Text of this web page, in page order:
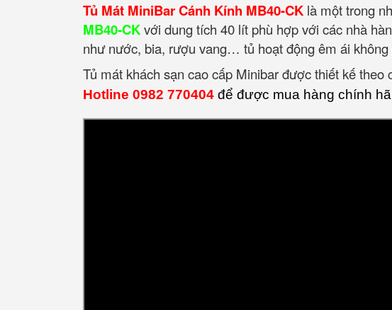
Tủ Mát MiniBar Cánh Kính MB40-CK là một trong
MB40-CKvới dung tích 40 lít phù hợp với các nhà
như nước, bia, rượu vang… tủ hoạt động êm ái
Tủ mát khách sạn cao cấp Minibar được thiết kế
Hotline 0982 770404 để được mua hàng chính